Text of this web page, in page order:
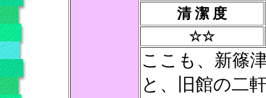
清 潔 度
☆☆
ここも、新篠
と、旧館の二